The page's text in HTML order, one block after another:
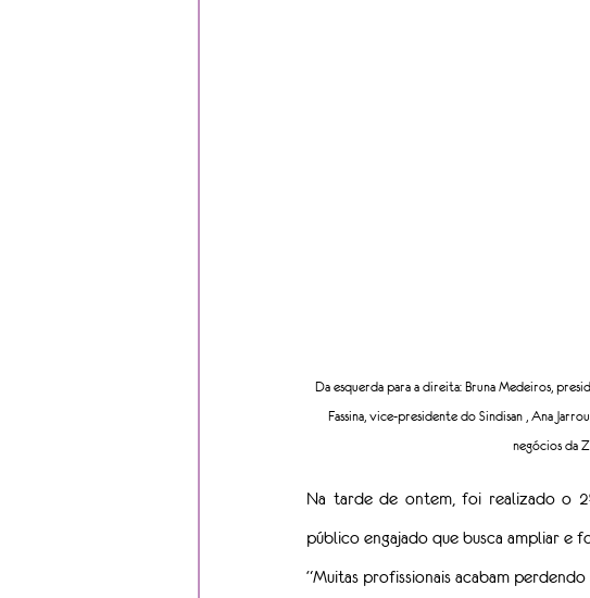
Da esquerda para a direita: Bruna Medeiros,
Fassina, vice-presidente do Sindisan , Ana
negócios da
Na tarde de ontem, foi realizado o
público engajado que busca ampliar e
“Muitas profissionais acabam